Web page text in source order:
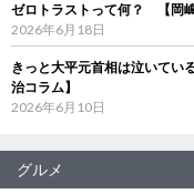
ゼロトラストって何？ 【岡
2026年6月18日
きっと大平元首相は泣いて
治コラム】
2026年6月10日
グルメ